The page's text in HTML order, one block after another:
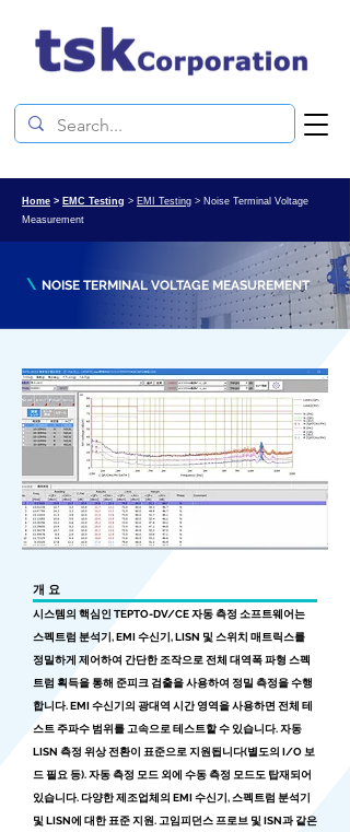
Home > EMC Testing > EMI Testing > Noise Terminal Voltage
Measurement
\ NOISE TERMINAL VOLTAGE MEASUREMENT
개 요
시스템의 핵심인 TEPTO-DV/CE 자동 측정 소프트웨어는
스펙트럼 분석기, EMI 수신기, LISN 및 스위치 매트릭스를
정밀하게 제어하여 간단한 조작으로 전체 대역폭 파형 스펙
트럼 획득을 통해 준피크 검출을 사용하여 정밀 측정을 수행
합니다. EMI 수신기의 광대역 시간 영역을 사용하면 전체 테
스트 주파수 범위를 고속으로 테스트할 수 있습니다. 자동
LISN 측정 위상 전환이 표준으로 지원됩니다(별도의 I/O 보
드 필요 등). 자동 측정 모드 외에 수동 측정 모드도 탑재되어
있습니다. 다양한 제조업체의 EMI 수신기, 스펙트럼 분석기
및 LISN에 대한 표준 지원. 고임피던스 프로브 및 ISN과 같은